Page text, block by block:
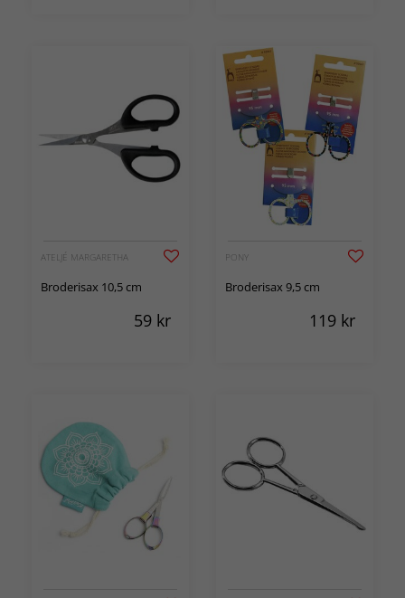
ATELJÉ MARGARETHA
Broderisax 10,5 cm
59 kr
PONY
Broderisax 9,5 cm
119 kr